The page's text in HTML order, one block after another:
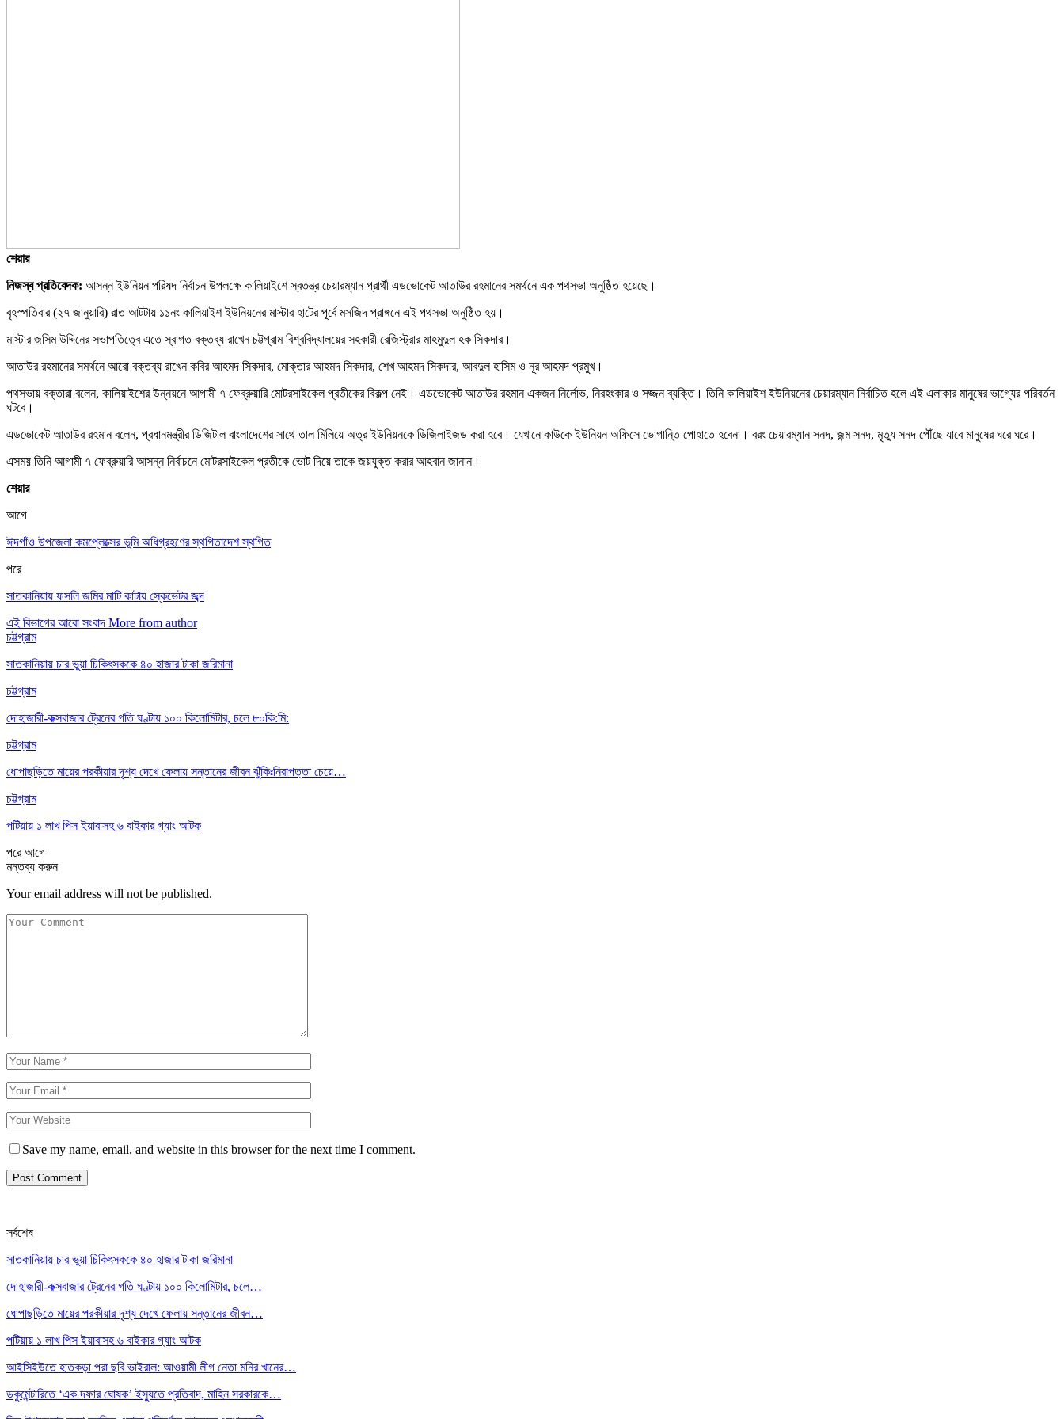
শেয়ার
নিজস্ব প্রতিবেদক: আসন্ন ইউনিয়ন পরিষদ নির্বাচন উপলক্ষে কালিয়াইশে স্বতন্ত্র চেয়ারম্যান প্রার্থী এডভোকেট আতাউর রহমানের সমর্থনে এক পথসভা অনুষ্ঠিত হয়েছে।
বৃহস্পতিবার (২৭ জানুয়ারি) রাত আটটায় ১১নং কালিয়াইশ ইউনিয়নের মাস্টার হাটের পূর্বে মসজিদ প্রাঙ্গনে এই পথসভা অনুষ্ঠিত হয়।
মাস্টার জসিম উদ্দিনের সভাপতিত্বে এতে স্বাগত বক্তব্য রাখেন চট্টগ্রাম বিশ্ববিদ্যালয়ের সহকারী রেজিস্ট্রার মাহমুদুল হক সিকদার।
আতাউর রহমানের সমর্থনে আরো বক্তব্য রাখেন কবির আহমদ সিকদার, মোক্তার আহমদ সিকদার, শেখ আহমদ সিকদার, আবদুল হাসিম ও নূর আহমদ প্রমুখ।
পথসভায় বক্তারা বলেন, কালিয়াইশের উন্নয়নে আগামী ৭ ফেব্রুয়ারি মোটরসাইকেল প্রতীকের বিকল্প নেই। এডভোকেট আতাউর রহমান একজন নির্লোভ, নিরহংকার ও সজ্জন ব্যক্তি। তিনি কালিয়াইশ ইউনিয়নের চেয়ারম্যান নির্বাচিত হলে এই এলাকার মানুষের ভাগ্যের পরিবর্তন
ঘটবে।
এডভোকেট আতাউর রহমান বলেন, প্রধানমন্ত্রীর ডিজিটাল বাংলাদেশের সাথে তাল মিলিয়ে অত্র ইউনিয়নকে ডিজিলাইজড করা হবে। যেখানে কাউকে ইউনিয়ন অফিসে ভোগান্তি পোহাতে হবেনা। বরং চেয়ারম্যান সনদ, জন্ম সনদ, মৃত্যু সনদ পৌঁছে যাবে মানুষের ঘরে ঘরে।
এসময় তিনি আগামী ৭ ফেব্রুয়ারি আসন্ন নির্বাচনে মোটরসাইকেল প্রতীকে ভোট দিয়ে তাকে জয়যুক্ত করার আহবান জানান।
শেয়ার
আগে
ঈদগাঁও উপজেলা কমপ্লেক্সের ভূমি অধিগ্রহণের স্থগিতাদেশ স্থগিত
পরে
সাতকানিয়ায় ফসলি জমির মাটি কাটায় স্কেভেটর জব্দ
এই বিভাগের আরো সংবাদ More from author
চট্টগ্রাম
সাতকানিয়ায় চার ভুয়া চিকিৎসককে ৪০ হাজার টাকা জরিমানা
চট্টগ্রাম
দোহাজারী-কক্সবাজার ট্রেনের গতি ঘণ্টায় ১০০ কিলোমিটার, চলে ৮০কি:মি:
চট্টগ্রাম
ধোপাছড়িতে মায়ের পরকীয়ার দৃশ্য দেখে ফেলায় সন্তানের জীবন ঝুঁকিঃনিরাপত্তা চেয়ে…
চট্টগ্রাম
পটিয়ায় ১ লাখ পিস ইয়াবাসহ ৬ বাইকার গ্যাং আটক
পরেআগে
মন্তব্য করুন
Your email address will not be published.
Save my name, email, and website in this browser for the next time I comment.
সর্বশেষ
সাতকানিয়ায় চার ভুয়া চিকিৎসককে ৪০ হাজার টাকা জরিমানা
দোহাজারী-কক্সবাজার ট্রেনের গতি ঘণ্টায় ১০০ কিলোমিটার, চলে…
ধোপাছড়িতে মায়ের পরকীয়ার দৃশ্য দেখে ফেলায় সন্তানের জীবন…
পটিয়ায় ১ লাখ পিস ইয়াবাসহ ৬ বাইকার গ্যাং আটক
আইসিইউতে হাতকড়া পরা ছবি ভাইরাল: আওয়ামী লীগ নেতা মনির খানের…
ডকুমেন্টারিতে ‘এক দফার ঘোষক’ ইস্যুতে প্রতিবাদ, মাহিন সরকারকে…